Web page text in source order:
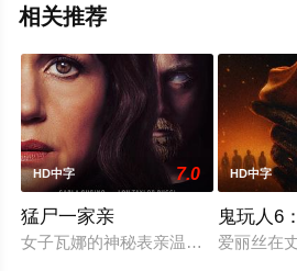
相关推荐
HD中字 7.0
猛尸一家亲
女子瓦娜的神秘表亲温思罗普突然仓
HD中字
鬼玩人6
爱丽丝在